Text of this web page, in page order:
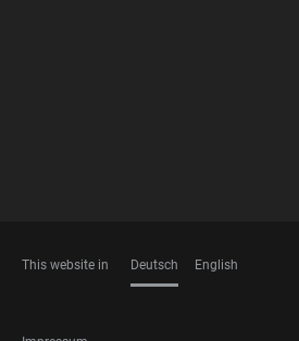
This website in Deutsch English